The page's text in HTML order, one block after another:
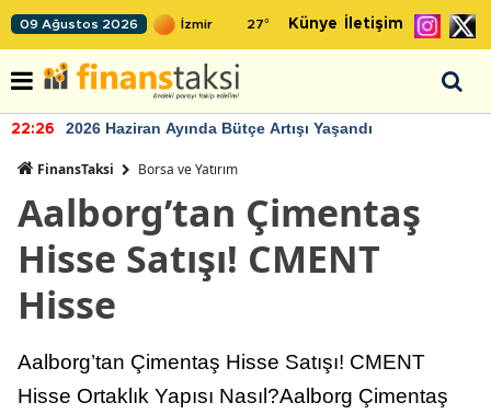
09 Ağustos 2026 27° Künye İletişim
22:26 2026 Haziran Ayında Bütçe Artışı Yaşandı
FinansTaksi Borsa ve Yatırım
Aalborg’tan Çimentaş
Hisse Satışı! CMENT
Hisse
Aalborg’tan Çimentaş Hisse Satışı! CMENT
Hisse Ortaklık Yapısı Nasıl?Aalborg Çimentaş